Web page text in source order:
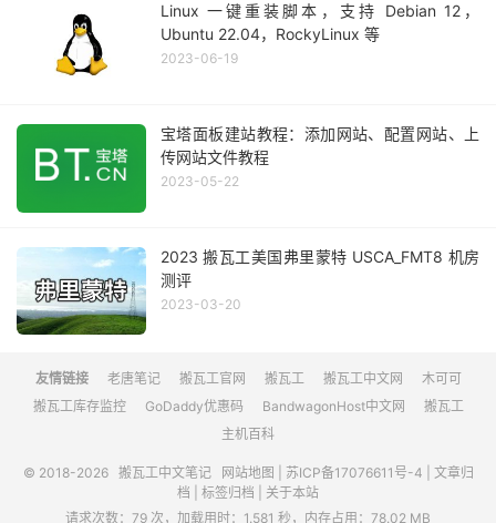
Linux 一键重装脚本，支持 Debian 12，
Ubuntu 22.04，RockyLinux 等
2023-06-19
宝塔面板建站教程：添加网站、配置网站、上
传网站文件教程
2023-05-22
2023 搬瓦工美国弗里蒙特 USCA_FMT8 机房
测评
2023-03-20
友情链接 老唐笔记 搬瓦工官网 搬瓦工 搬瓦工中文网
木可可
搬瓦工库存监控
GoDaddy优惠码 BandwagonHost中文网
搬瓦工
主机百科
© 2018-2026 搬瓦工中文笔记 网站地图 苏ICP备17076611号-4
文章归
档
标签归档
关于本站
请求次数：79 次，加载用时：1.581 秒，内存占用：78.02 MB